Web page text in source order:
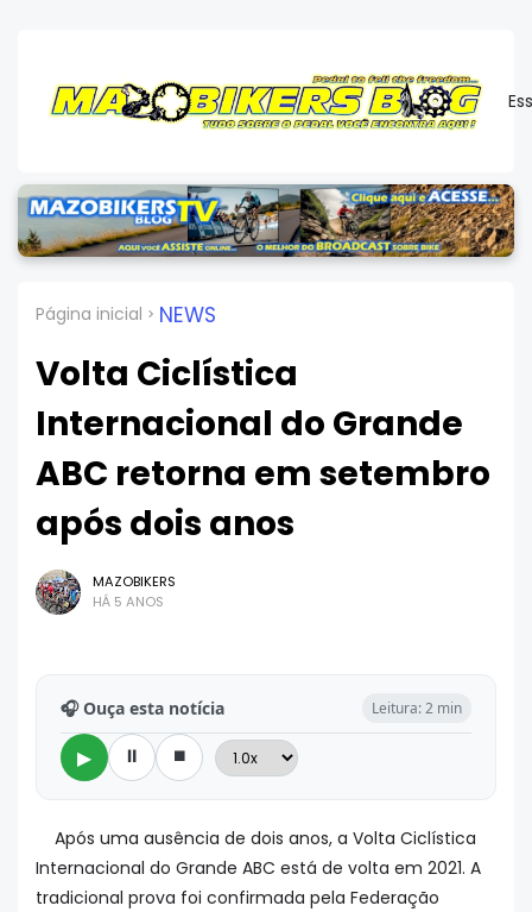
Página inicial NEWS
Volta Ciclística
Internacional do Grande
ABC retorna em setembro
após dois anos
MAZOBIKERS
HÁ 5 ANOS
🎧 Ouça esta notícia Leitura: 2 min
▶ ⏸ ⏹
Após uma ausência de dois anos, a Volta Ciclística
Internacional do Grande ABC está de volta em 2021. A
tradicional prova foi confirmada pela Federação